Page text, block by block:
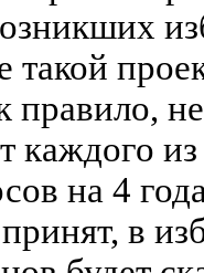
правило,
каждого
на 4
в